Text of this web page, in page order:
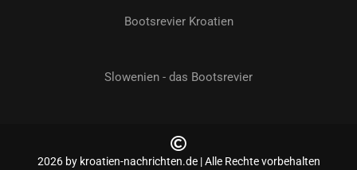
Bootsrevier Kroatien
Slowenien - das Bootsrevier
2026 by kroatien-nachrichten.de | Alle Rechte vorbehalten